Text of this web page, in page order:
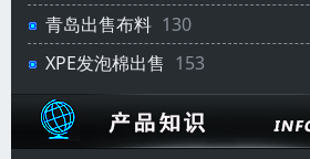
青岛出售布料 130
XPE发泡棉出售 153